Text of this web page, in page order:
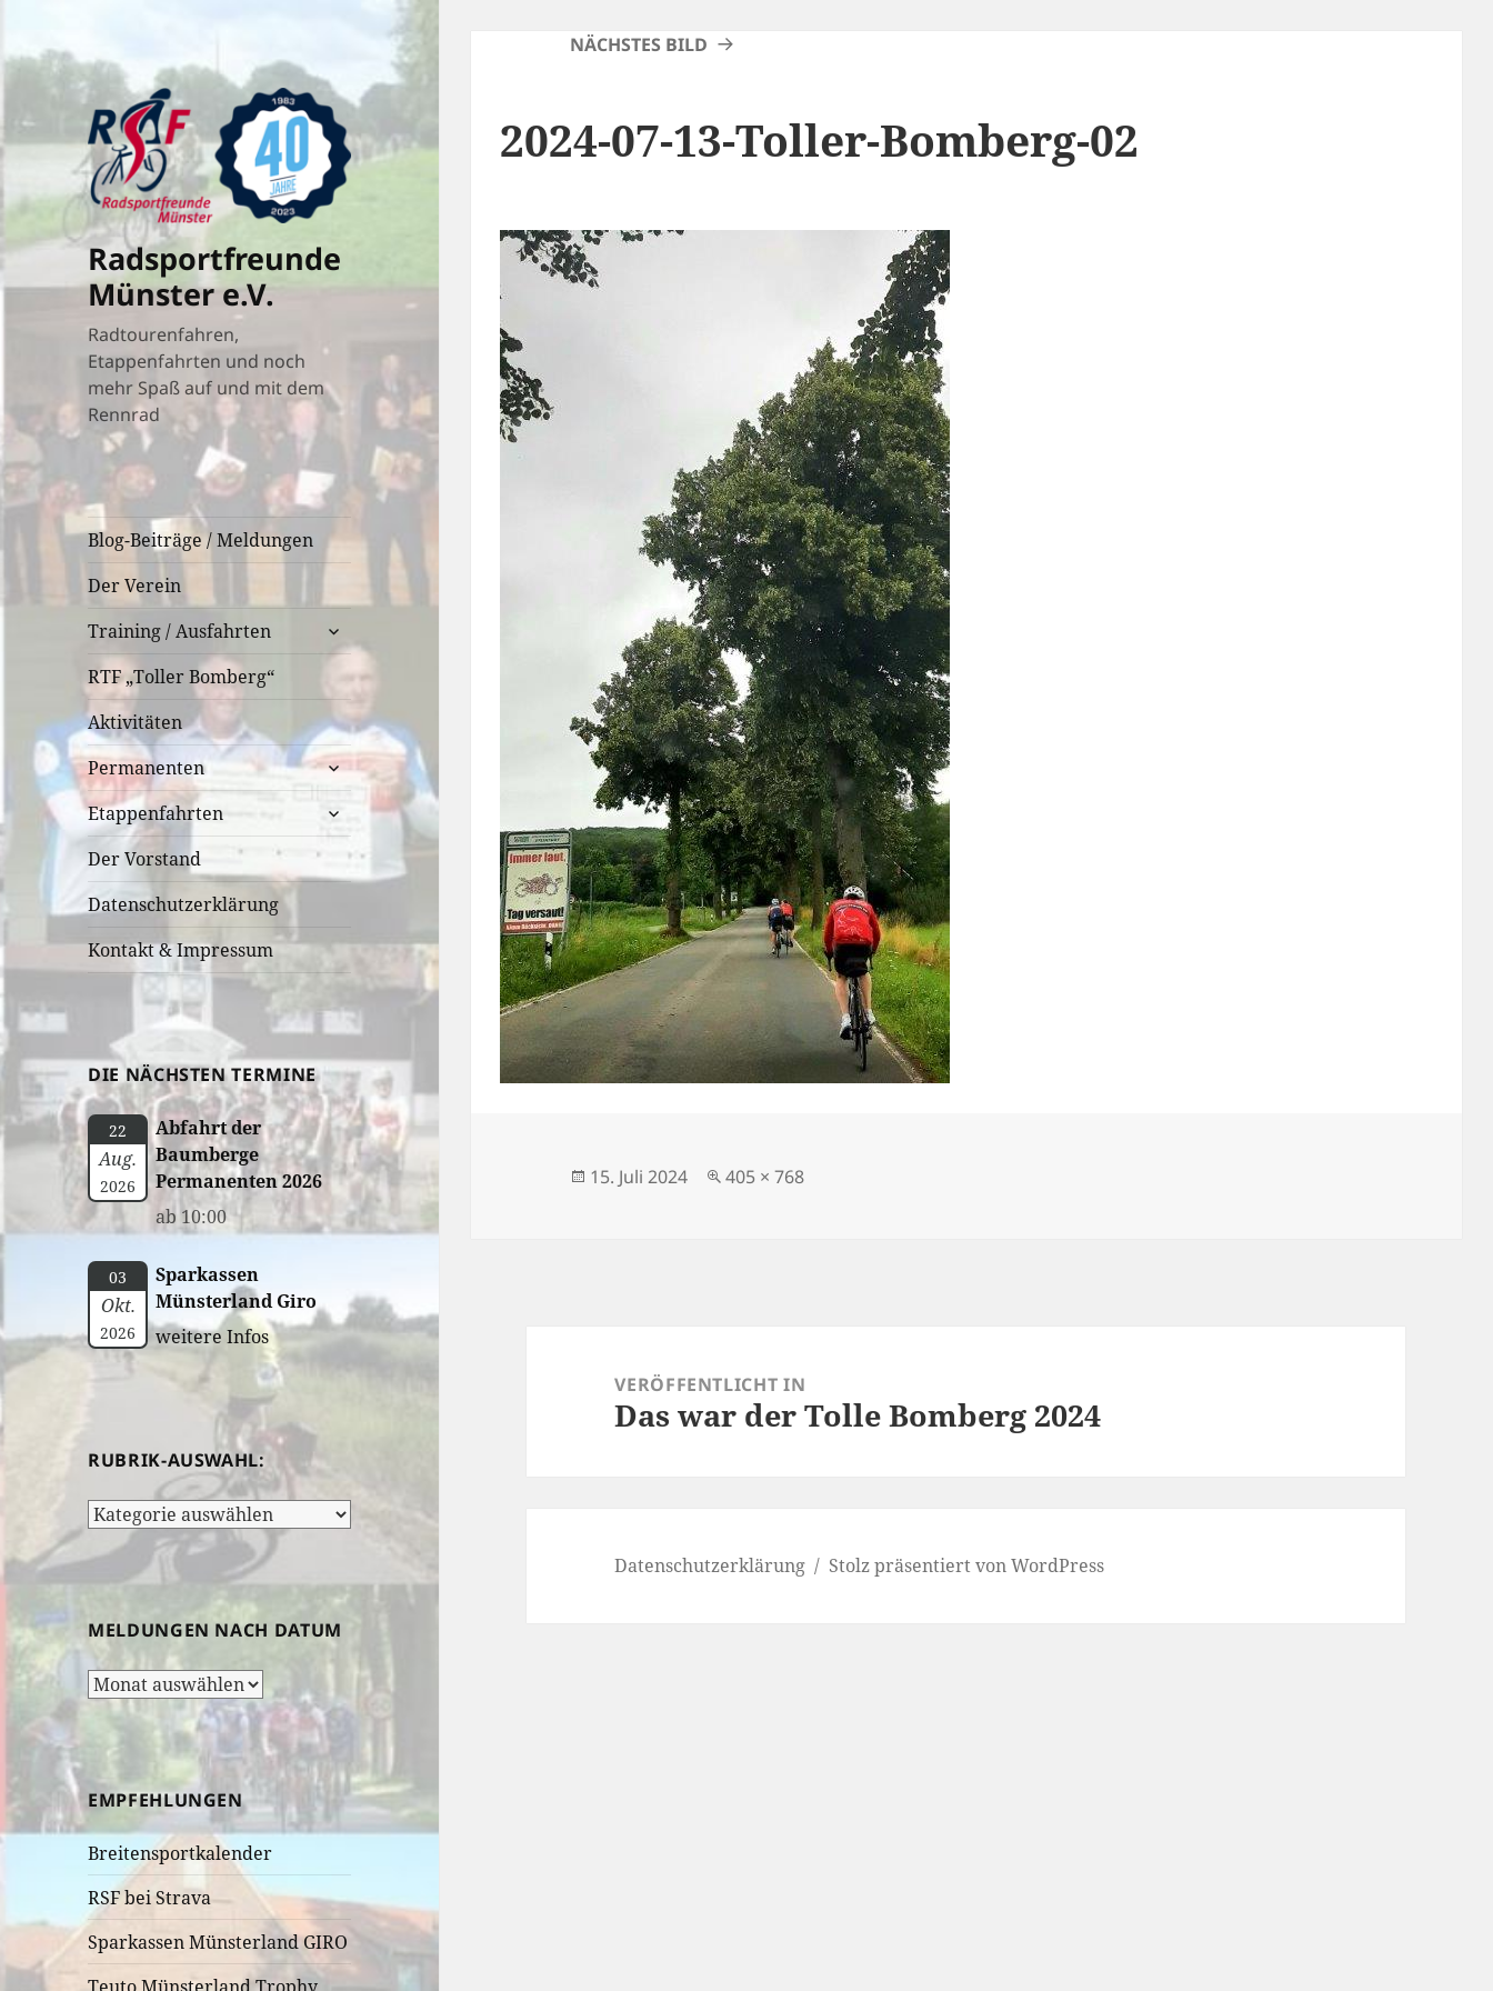
Radsportfreunde
Münster e.V.
Radtourenfahren,
Etappenfahrten und noch
mehr Spaß auf und mit dem
Rennrad
Blog-Beiträge / Meldungen
Der Verein
Training / Ausfahrten
untermenü
öffnen
RTF „Toller Bomberg“
Aktivitäten
Permanenten
untermenü
öffnen
Etappenfahrten
untermenü
öffnen
Der Vorstand
Datenschutzerklärung
Kontakt & Impressum
DIE NÄCHSTEN TERMINE
22
Aug.
2026
Abfahrt der
Baumberge
Permanenten 2026
ab 10:00
03
Okt.
2026
Sparkassen
Münsterland Giro
weitere Infos
RUBRIK-AUSWAHL:
Rubrik-
Auswahl:
MELDUNGEN NACH DATUM
Meldungen
nach
Datum
EMPFEHLUNGEN
Breitensportkalender
RSF bei Strava
Sparkassen Münsterland GIRO
NÄCHSTES BILD
2024-07-13-Toller-Bomberg-02
Veröffentlicht
15. Juli 2024 Originalgröße
405 × 768
VERÖFFENTLICHT IN
Das war der Tolle Bomberg 2024
Datenschutzerklärung Stolz präsentiert von WordPress